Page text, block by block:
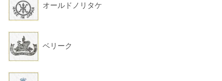
オールドノリタケ
ベリーク